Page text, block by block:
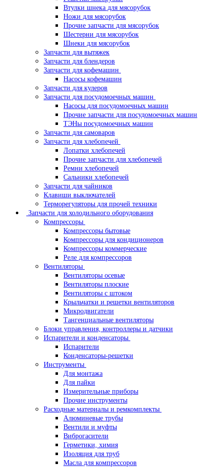
Втулки шнека для мясорубок
Ножи для мясорубок
Прочие запчасти для мясорубок
Шестерни для мясорубок
Шнеки для мясорубок
Запчасти для вытяжек
Запчасти для блендеров
Запчасти для кофемашин
Насосы кофемашин
Запчасти для кулеров
Запчасти для посудомоечных машин
Насосы для посудомоечных машин
Прочие запчасти для посудомоечных машин
ТЭНы посудомоечных машин
Запчасти для самоваров
Запчасти для хлебопечей
Лопатки хлебопечей
Прочие запчасти для хлебопечей
Ремни хлебопечей
Сальники хлебопечей
Запчасти для чайников
Клавиши выключателей
Терморегуляторы для прочей техники
Запчасти для холодильного оборудования
Компрессоры
Компрессоры бытовые
Компрессоры для кондиционеров
Компрессоры коммерческие
Реле для компрессоров
Вентиляторы
Вентиляторы осевые
Вентиляторы плоские
Вентиляторы с штоком
Крыльчатки и решетки вентиляторов
Микродвигатели
Тангенциальные вентиляторы
Блоки управления, контроллеры и датчики
Испарители и конденсаторы
Испарители
Конденсаторы-решетки
Инструменты
Для монтажа
Для пайки
Измерительные приборы
Прочие инструменты
Расходные материалы и ремкомплекты
Алюминевые трубы
Вентили и муфты
Виброгасители
Герметики, химия
Изоляция для труб
Масла для компрессоров